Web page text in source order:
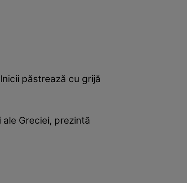
păstrează cu grijă
Greciei, prezintă